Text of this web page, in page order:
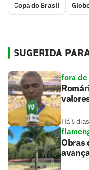
Copa do Brasil
SUGERIDA
fora de
Há 6 dias
Obras